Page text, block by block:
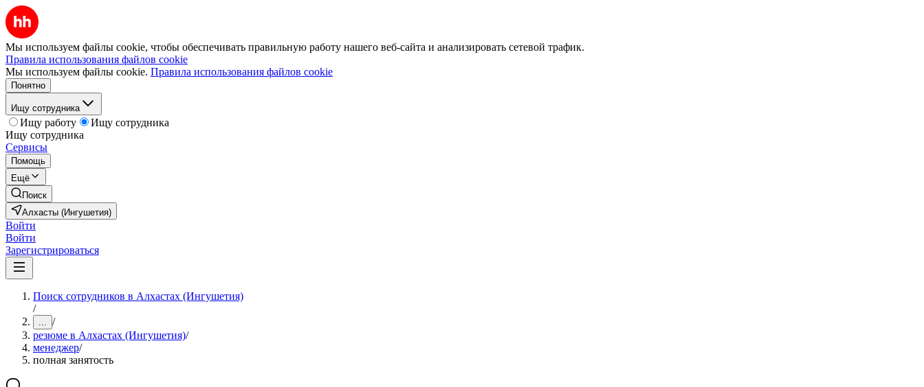
Мы используем файлы cookie, чтобы обеспечивать правильную работу нашего веб-сайта и анализировать сетевой трафик.
Правила использования файлов cookie
Мы используем файлы cookie. Правила использования файлов cookie
Понятно
Ищу сотрудника
Ищу работу
Ищу сотрудника
Ищу сотрудника
Сервисы
Помощь
Ещё
Поиск
Алхасты (Ингушетия)
Войти
Войти
Зарегистрироваться
Поиск сотрудников в Алхастах (Ингушетия)
/
... /
резюме в Алхастах (Ингушетия)/
менеджер/
полная занятость